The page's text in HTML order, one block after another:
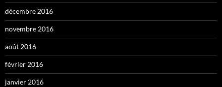
décembre 2016
novembre 2016
août 2016
février 2016
janvier 2016